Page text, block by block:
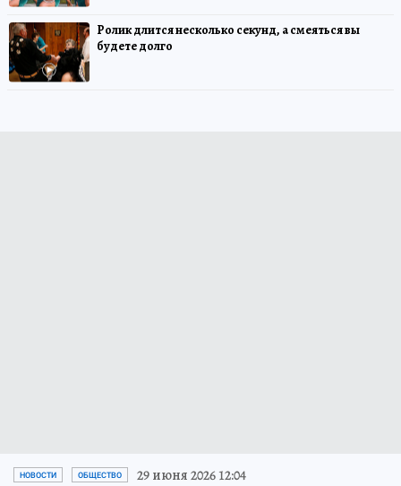
Ролик длится несколько секунд, а смеяться вы
будете долго
НОВОСТИ ОБЩЕСТВО 29 июня 2026 12:04